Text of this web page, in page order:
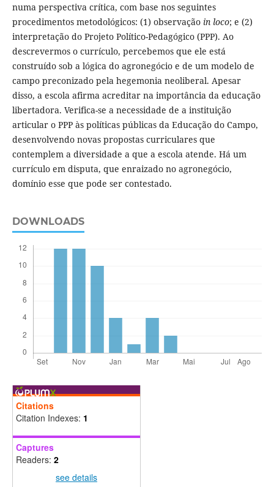
numa perspectiva crítica, com base nos seguintes
procedimentos metodológicos: (1) observação in loco; e (2)
interpretação do Projeto Político-Pedagógico (PPP). Ao
descrevermos o currículo, percebemos que ele está
construído sob a lógica do agronegócio e de um modelo de
campo preconizado pela hegemonia neoliberal. Apesar
disso, a escola afirma acreditar na importância da educação
libertadora. Verifica-se a necessidade de a instituição
articular o PPP às políticas públicas da Educação do Campo,
desenvolvendo novas propostas curriculares que
contemplem a diversidade a que a escola atende. Há um
currículo em disputa, que enraizado no agronegócio,
domínio esse que pode ser contestado.
DOWNLOADS
Citations
Citation Indexes: 1
Captures
Readers: 2
see details